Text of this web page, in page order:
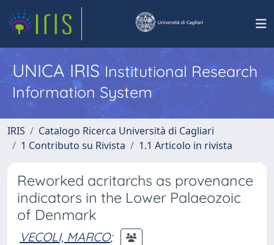
UNICA IRISInstitutional Research
Information System
IRIS
Catalogo Ricerca Università di Cagliari
1 Contributo su Rivista
1.1 Articolo in rivista
Reworked acritarchs as provenance
indicators in the Lower Palaeozoic
of Denmark
VECOLI, MARCO;